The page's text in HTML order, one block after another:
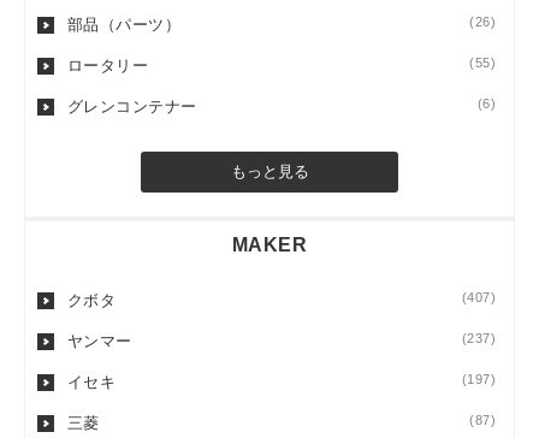
部品（パーツ） (26)
ロータリー (55)
グレンコンテナー (6)
もっと見る
MAKER
クボタ (407)
ヤンマー (237)
イセキ (197)
三菱 (87)